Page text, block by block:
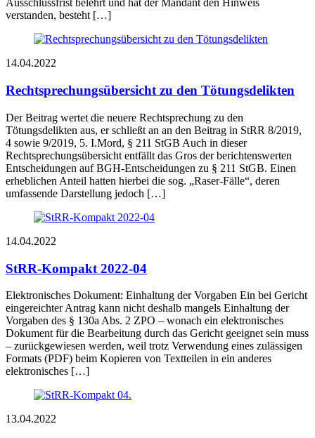
Ausschlussfrist belehrt und hat der Mandant den Hinweis
verstanden, besteht […]
14.04.2022
Rechtsprechungsübersicht zu den Tötungsdelikten
Der Beitrag wertet die neuere Rechtsprechung zu den
Tötungsdelikten aus, er schließt an an den Beitrag in StRR 8/2019,
4 sowie 9/2019, 5. I.Mord, § 211 StGB Auch in dieser
Rechtsprechungsübersicht entfällt das Gros der berichtenswerten
Entscheidungen auf BGH-Entscheidungen zu § 211 StGB. Einen
erheblichen Anteil hatten hierbei die sog. „Raser-Fälle“, deren
umfassende Darstellung jedoch […]
14.04.2022
StRR-Kompakt 2022-04
Elektronisches Dokument: Einhaltung der Vorgaben Ein bei Gericht
eingereichter Antrag kann nicht deshalb mangels Einhaltung der
Vorgaben des § 130a Abs. 2 ZPO – wonach ein elektronisches
Dokument für die Bearbeitung durch das Gericht geeignet sein muss
– zurückgewiesen werden, weil trotz Verwendung eines zulässigen
Formats (PDF) beim Kopieren von Textteilen in ein anderes
elektronisches […]
13.04.2022